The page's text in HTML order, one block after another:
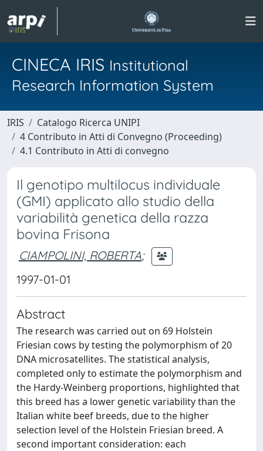
CINECA IRIS Institutional
Research Information System
IRIS
Catalogo Ricerca UNIPI
4 Contributo in Atti di Convegno (Proceeding)
4.1 Contributo in Atti di convegno
Il genotipo multilocus individuale
(GMI) applicato allo studio della
variabilità genetica della razza
bovina Frisona
CIAMPOLINI, ROBERTA;
1997-01-01
Abstract
The research was carried out on 69 Holstein
Friesian cows by testing the polymorphism of 20
DNA microsatellites. The statistical analysis,
completed only to estimate the polymorphism and
the Hardy-Weinberg proportions, highlighted that
this breed has a lower genetic variability than the
Italian white beef breeds, due to the higher
selection level of the Holstein Friesian breed. A
second important consideration: each